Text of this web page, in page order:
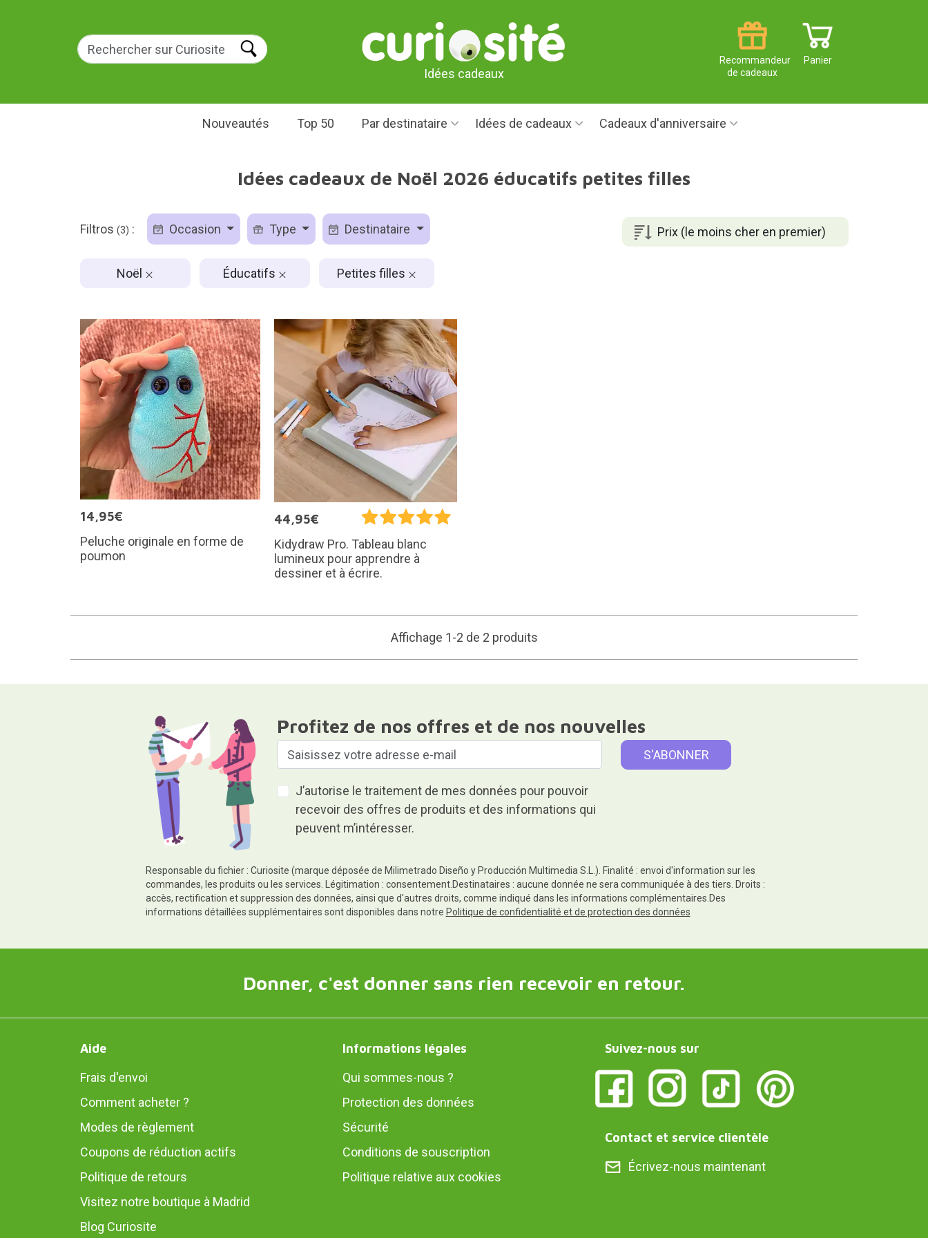
Idées cadeaux
Panier
Recommandeur
de cadeaux
Nouveautés Top 50 Par destinataire Idées de cadeaux Cadeaux d'anniversaire
Idées cadeaux de Noël 2026 éducatifs petites filles
Prix (le moins cher en premier)
Filtros (3) : Occasion Type Destinataire
Noël Éducatifs Petites filles
14,95€
Peluche originale en forme de
poumon
44,95€
Kidydraw Pro. Tableau blanc
lumineux pour apprendre à
dessiner et à écrire.
Affichage 1-2 de 2 produits
Profitez de nos offres et de nos nouvelles
J’autorise le traitement de mes données pour pouvoir
recevoir des offres de produits et des informations qui
peuvent m’intéresser.
Responsable du fichier : Curiosite (marque déposée de Milimetrado Diseño y Producción Multimedia S.L.). Finalité : envoi d'information sur les
commandes, les produits ou les services. Légitimation : consentement.Destinataires : aucune donnée ne sera communiquée à des tiers. Droits :
accès, rectification et suppression des données, ainsi que d'autres droits, comme indiqué dans les informations complémentaires.Des
informations détaillées supplémentaires sont disponibles dans notre Politique de confidentialité et de protection des données
Donner, c'est donner sans rien recevoir en retour.
Aide
Frais d'envoi
Comment acheter ?
Modes de règlement
Coupons de réduction actifs
Politique de retours
Visitez notre boutique à Madrid
Blog Curiosite
Informations légales
Qui sommes-nous ?
Protection des données
Sécurité
Conditions de souscription
Politique relative aux cookies
Suivez-nous sur
Contact et service clientèle
Écrivez-nous maintenant